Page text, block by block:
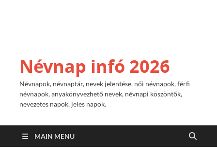
Névnap infó 2026
Névnapok, névnaptár, nevek jelentése, női névnapok, férfi
névnapok, anyakönyvezhető nevek, névnapi köszöntők,
nevezetes napok, jeles napok.
MAIN MENU